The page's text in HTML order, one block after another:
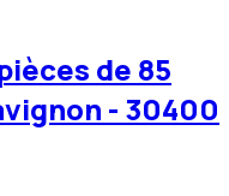
de 85
- 30400